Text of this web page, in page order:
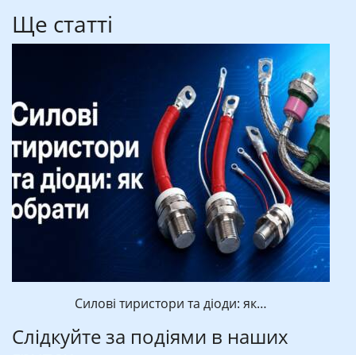
Ще статті
Силові тиристори та діоди: як…
Слідкуйте за подіями в наших